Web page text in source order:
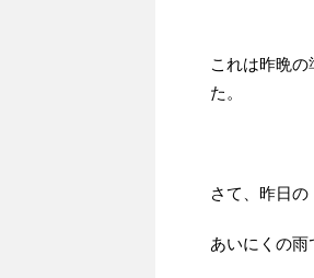
これは昨晩
た。
さて、昨日の
あいにくの雨